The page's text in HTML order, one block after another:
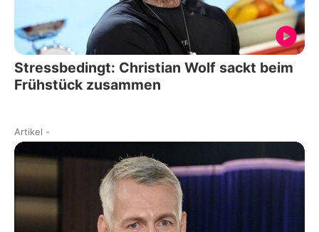
Stressbedingt: Christian Wolf sackt beim
Frühstück zusammen
Artikel -